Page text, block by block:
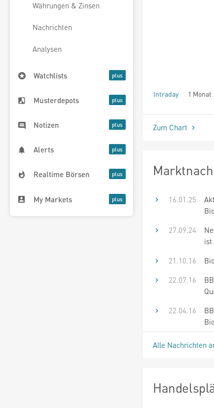
Währungen & Zinsen
Nachrichten
Analysen
Watchlists
Musterdepots
Notizen
Alerts
Realtime Börsen
My Markets
Intraday 1 Monat
seit Beginn
Zum Chart
16.01.25
27.09.24
ist
21.10.16
22.07.16
22.04.16
Alle Nachrichten